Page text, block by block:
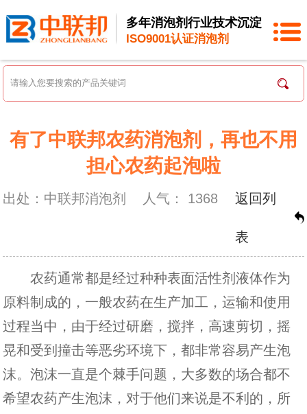
多年消泡剂行业技术沉淀
ISO9001认证消泡剂
有了中联邦农药消泡剂，再也不用
担心农药起泡啦
出处：中联邦消泡剂 人气： 1368 返回列
表
农药通常都是经过种种表面活性剂液体作为
原料制成的，一般农药在生产加工，运输和使用
过程当中，由于经过研磨，搅拌，高速剪切，摇
晃和受到撞击等恶劣环境下，都非常容易产生泡
沫。泡沫一直是个棘手问题，大多数的场合都不
希望农药产生泡沫，对于他们来说是不利的，所